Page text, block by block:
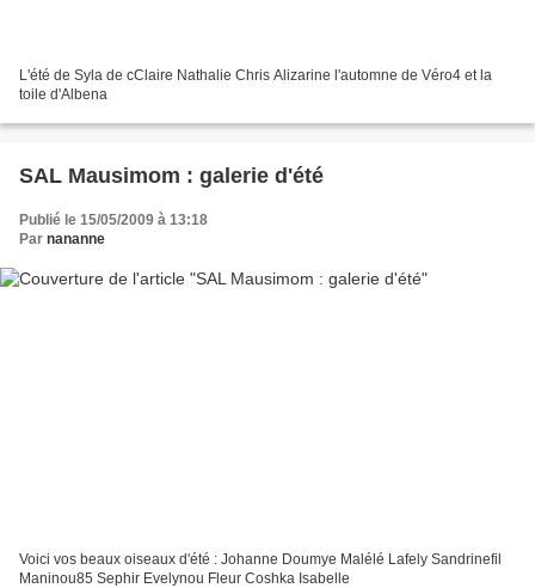
L'été de Syla de cClaire Nathalie Chris Alizarine l'automne de Véro4 et la
toile d'Albena
SAL Mausimom : galerie d'été
Publié le 15/05/2009 à 13:18
Par nananne
Voici vos beaux oiseaux d'été : Johanne Doumye Malélé Lafely Sandrinefil
Maninou85 Sephir Evelynou Fleur Coshka Isabelle